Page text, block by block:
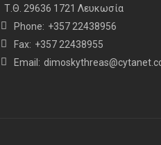
Τ.Θ. 29636 1721 Λευκωσία
Phone: +357 22438956
Fax: +357 22438955
Email: